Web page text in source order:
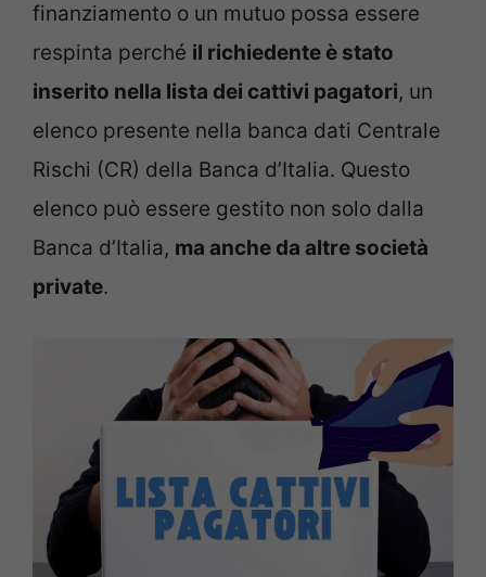
finanziamento o un mutuo possa essere
respinta perché il richiedente è stato
inserito nella lista dei cattivi pagatori, un
elenco presente nella banca dati Centrale
Rischi (CR) della Banca d’Italia. Questo
elenco può essere gestito non solo dalla
Banca d’Italia, ma anche da altre società
private.